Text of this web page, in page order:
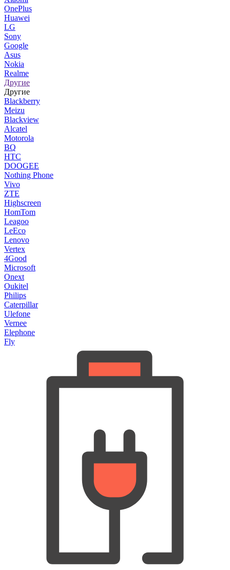
OnePlus
Huawei
LG
Sony
Google
Asus
Nokia
Realme
Другие
Другие
Blackberry
Meizu
Blackview
Alcatel
Motorola
BQ
HTC
DOOGEE
Nothing Phone
Vivo
ZTE
Highscreen
HomTom
Leagoo
LeEco
Lenovo
Vertex
4Good
Microsoft
Onext
Oukitel
Philips
Caterpillar
Ulefone
Vernee
Elephone
Fly